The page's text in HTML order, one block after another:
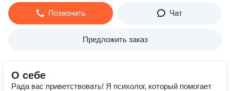
Позвонить Чат
Предложить заказ
О себе
Рада вас приветствовать! Я психолог, который помогает